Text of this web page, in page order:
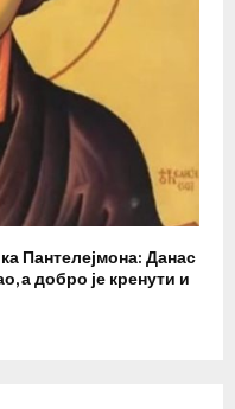
Пантелејмона: Данас
а добро је кренути и